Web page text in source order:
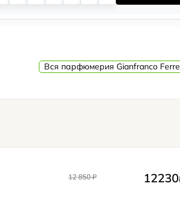
Вся парфюмерия Gianfranco Ferre
12 850₽ 12230